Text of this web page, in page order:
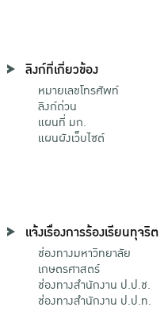
ลิงก์ที่เกี่ยวข้อง
หมายเลขโทรศัพท์
ลิงก์ด่วน
แผนที่ มก.
แผนผังเว็บไซต์
แจ้งเรื่องการร้องเรียนทุจริต
ช่องทางมหาวิทยาลัย
เกษตรศาสตร์
ช่องทางสำนักงาน ป.ป.ช.
ช่องทางสำนักงาน ป.ป.ท.